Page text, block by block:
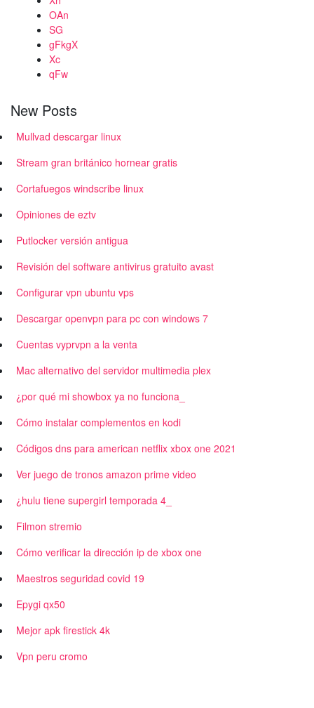
OAn
SG
gFkgX
Xc
qFw
New Posts
Mullvad descargar linux
Stream gran británico hornear gratis
Cortafuegos windscribe linux
Opiniones de eztv
Putlocker versión antigua
Revisión del software antivirus gratuito avast
Configurar vpn ubuntu vps
Descargar openvpn para pc con windows 7
Cuentas vyprvpn a la venta
Mac alternativo del servidor multimedia plex
¿por qué mi showbox ya no funciona_
Cómo instalar complementos en kodi
Códigos dns para american netflix xbox one 2021
Ver juego de tronos amazon prime video
¿hulu tiene supergirl temporada 4_
Filmon stremio
Cómo verificar la dirección ip de xbox one
Maestros seguridad covid 19
Epygi qx50
Mejor apk firestick 4k
Vpn peru cromo